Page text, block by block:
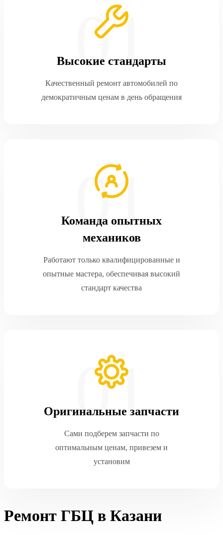
Высокие стандарты
Качественный ремонт автомобилей по
демократичным ценам в день обращения
Команда опытных
механиков
Работают только квалифицированные и
опытные мастера, обеспечивая высокий
стандарт качества
Оригинальные запчасти
Сами подберем запчасти по
оптимальным ценам, привезем и
установим
Ремонт ГБЦ в Казани